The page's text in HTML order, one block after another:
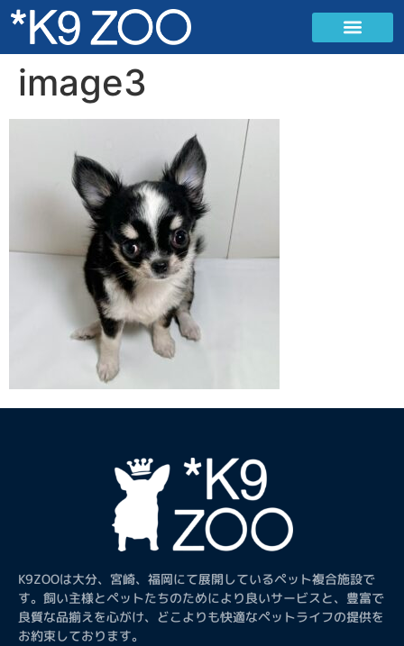
image3
K9ZOOは大分、宮崎、福岡にて展開しているペット複合施設で
す。飼い主様とペットたちのためにより良いサービスと、豊富で
良質な品揃えを心がけ、どこよりも快適なペットライフの提供を
お約束しております。